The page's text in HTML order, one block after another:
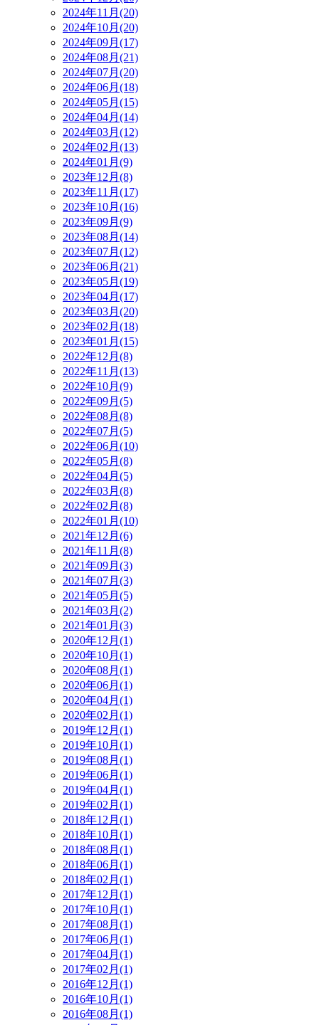
2024年11月(20)
2024年10月(20)
2024年09月(17)
2024年08月(21)
2024年07月(20)
2024年06月(18)
2024年05月(15)
2024年04月(14)
2024年03月(12)
2024年02月(13)
2024年01月(9)
2023年12月(8)
2023年11月(17)
2023年10月(16)
2023年09月(9)
2023年08月(14)
2023年07月(12)
2023年06月(21)
2023年05月(19)
2023年04月(17)
2023年03月(20)
2023年02月(18)
2023年01月(15)
2022年12月(8)
2022年11月(13)
2022年10月(9)
2022年09月(5)
2022年08月(8)
2022年07月(5)
2022年06月(10)
2022年05月(8)
2022年04月(5)
2022年03月(8)
2022年02月(8)
2022年01月(10)
2021年12月(6)
2021年11月(8)
2021年09月(3)
2021年07月(3)
2021年05月(5)
2021年03月(2)
2021年01月(3)
2020年12月(1)
2020年10月(1)
2020年08月(1)
2020年06月(1)
2020年04月(1)
2020年02月(1)
2019年12月(1)
2019年10月(1)
2019年08月(1)
2019年06月(1)
2019年04月(1)
2019年02月(1)
2018年12月(1)
2018年10月(1)
2018年08月(1)
2018年06月(1)
2018年02月(1)
2017年12月(1)
2017年10月(1)
2017年08月(1)
2017年06月(1)
2017年04月(1)
2017年02月(1)
2016年12月(1)
2016年10月(1)
2016年08月(1)